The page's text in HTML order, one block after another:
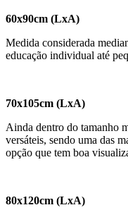
60x90cm (LxA)
Medida considerada
educação individual até
70x105cm (LxA)
Ainda dentro do tamanho
versáteis, sendo uma das
opção que tem boa
80x120cm (LxA)